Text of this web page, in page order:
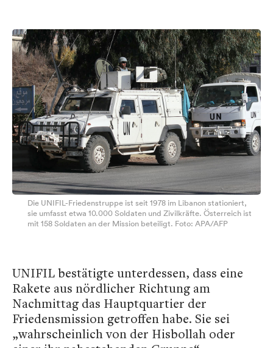
Die UNIFIL-Friedenstruppe ist seit 1978 im Libanon stationiert,
sie umfasst etwa 10.000 Soldaten und Zivilkräfte. Österreich ist
mit 158 Soldaten an der Mission beteiligt. Foto: APA/AFP
UNIFIL bestätigte unterdessen, dass eine
Rakete aus nördlicher Richtung am
Nachmittag das Hauptquartier der
Friedensmission getroffen habe. Sie sei
„wahrscheinlich von der Hisbollah oder